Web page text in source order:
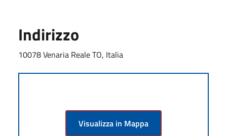
Indirizzo
10078 Venaria Reale TO, Italia
Visualizza in Mappa